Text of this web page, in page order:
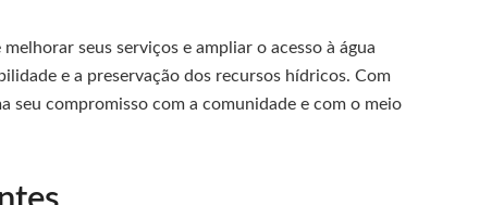
seus serviços e ampliar o acesso à água
e a preservação dos recursos hídricos. Com
seu compromisso com a comunidade e com o meio